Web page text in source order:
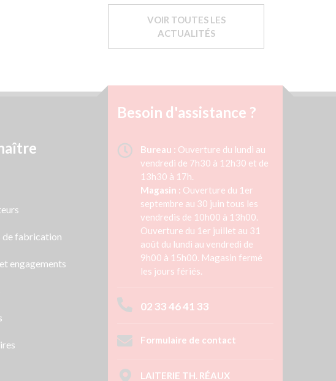
VOIR TOUTES LES
ACTUALITÉS
de fabrication
engagements
Besoin d'assistance ?
Bureau : Ouverture du lundi au
vendredi de 7h30 à 12h30 et de
13h30 à 17h.
Magasin : Ouverture du 1er
septembre au 30 juin tous les
vendredis de 10h00 à 13h00.
Ouverture du 1er juillet au 31
août du lundi au vendredi de
9h00 à 15h00. Magasin fermé
les jours fériés.
02 33 46 41 33
Formulaire de contact
LAITERIE TH. RÉAUX